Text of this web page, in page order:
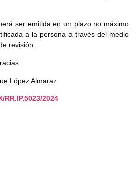
ser emitida en un plazo no máximo
a la persona a través del medio
revisión.
López Almaraz.
RR.IP.5023/2024